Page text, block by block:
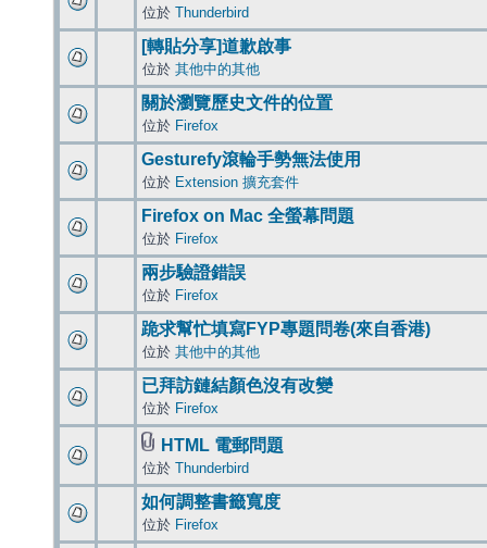
位於 Thunderbird
[轉貼分享]道歉啟事
位於 其他中的其他
關於瀏覽歷史文件的位置
位於 Firefox
Gesturefy滾輪手勢無法使用
位於 Extension 擴充套件
Firefox on Mac 全螢幕問題
位於 Firefox
兩步驗證錯誤
位於 Firefox
跪求幫忙填寫FYP專題問卷(來自香港)
位於 其他中的其他
已拜訪鏈結顏色沒有改變
位於 Firefox
HTML 電郵問題
位於 Thunderbird
如何調整書籤寬度
位於 Firefox